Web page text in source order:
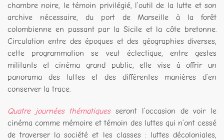
chambre noire, le témoin privilégié, l’outil de la lutte et son
archive nécessaire, du port de Marseille à la forêt
colombienne en passant par la Sicile et la côte bretonne.
Circulation entre des époques et des géographies diverses,
cette programmation se veut éclectique, entre gestes
militants et cinéma grand public, elle vise à offrir un
panorama des luttes et des différentes manières d’en
conserver la trace.
Quatre journées thématiquesseront l’occasion de voir le
cinéma comme mémoire et témoin des luttes qui n’ont cessé
de traverser la société et les classes : luttes décoloniales,